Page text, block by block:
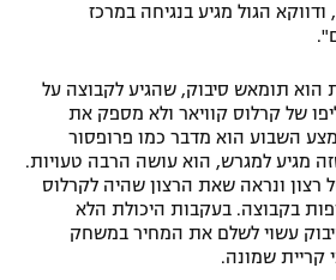
הגול מגיע בנגיחה במרכז
הוא תומאש סיבוק, שהגיע לקבוצה על
של קרלוס קוויאר ולא מספק את
השבוע הוא מדבר כמו פרופסור
מגיע למגרש, הוא עושה הרבה טעויות.
רצון ונראה שאת הרצון שהיה לקרלוס
בקבוצה. בעקבות היכולת הלא
עשוי לשלם את המחיר במשחק
קריית שמונה.